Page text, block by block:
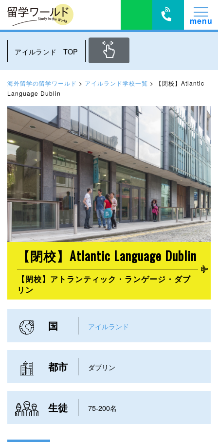
アイルランド TOP
海外留学の留学ワールド > アイルランド学校一覧 >
【閉校】Atlantic
Language Dublin
【閉校】Atlantic Language Dublin
【閉校】アトランティック・ランゲージ・ダブ
リン
国 アイルランド
都市 ダブリン
生徒 75-200名